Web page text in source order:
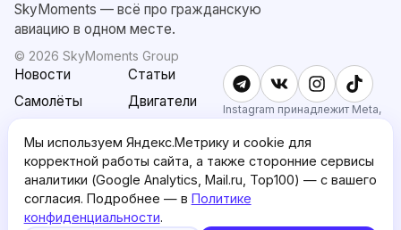
SkyMoments — всё про гражданскую
авиацию в одном месте.
© 2026 SkyMoments Group
Новости
Статьи
Самолёты
Двигатели
AI: Altair
SkyMoments
Pro
О проекте
Пользовательское
соглашение
Instagram принадлежит Meta,
запрещённой в РФ.
Мы используем Яндекс.Метрику и cookie для
корректной работы сайта, а также сторонние сервисы
аналитики (Google Analytics, Mail.ru, Top100) — с вашего
согласия. Подробнее — в Политике
конфиденциальности.